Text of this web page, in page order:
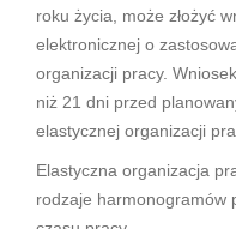
roku życia, może złożyć
elektronicznej o
organizacji pracy.
niż 21 dni przed
elastycznej organizacji
Elastyczna organizacja
rodzaje harmonogramów